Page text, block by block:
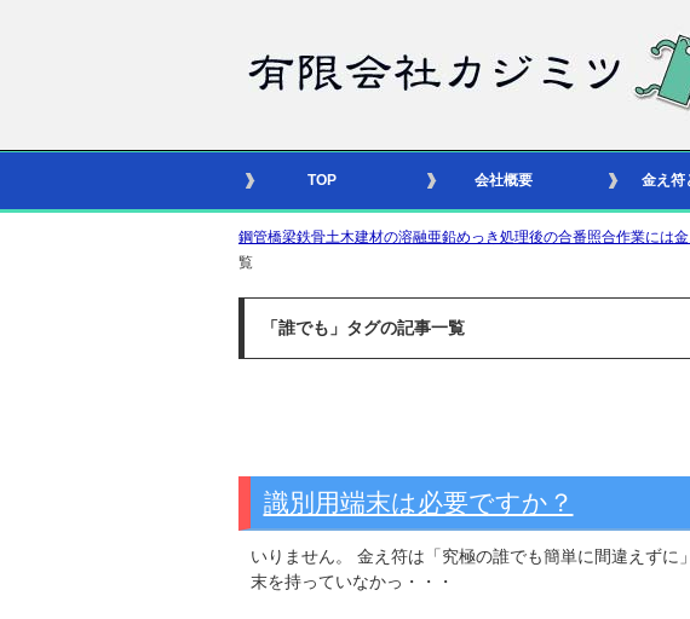
TOP 会社概要 金え符
鋼管橋梁鉄骨土木建材の溶融亜鉛めっき処理後の合番照合作業には
覧
「誰でも」タグの記事一覧
識別用端末は必要ですか？
いりません。 金え符は「究極の誰でも簡単に間違えず
末を持っていなかっ・・・